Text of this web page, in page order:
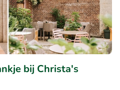
bij Christa's